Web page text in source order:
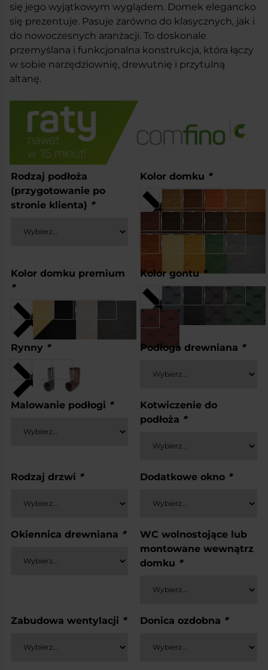
się jego wyjątkowym wyglądem. Domek elegancko
się prezentuje. Pasuje zarówno do klasycznych, jak i
do nowoczesnych aranżacji. To doskonale
przemyślana i funkcjonalna konstrukcja, która łączy
w sobie narzędziownię, drewutnię i przytulną
altanę.
Rodzaj podłoża
(przygotowanie po
stronie klienta) *
Kolor domku *
Kolor domku premium
*
Kolor gontu*
Rynny * Podłoga drewniana *
Malowanie podłogi *
Kotwiczenie do
podłoża *
Rodzaj drzwi * Dodatkowe okno *
Okiennica drewniana *
WC wolnostojące lub
montowane wewnątrz
domku *
Zabudowa wentylacji * Donica ozdobna *